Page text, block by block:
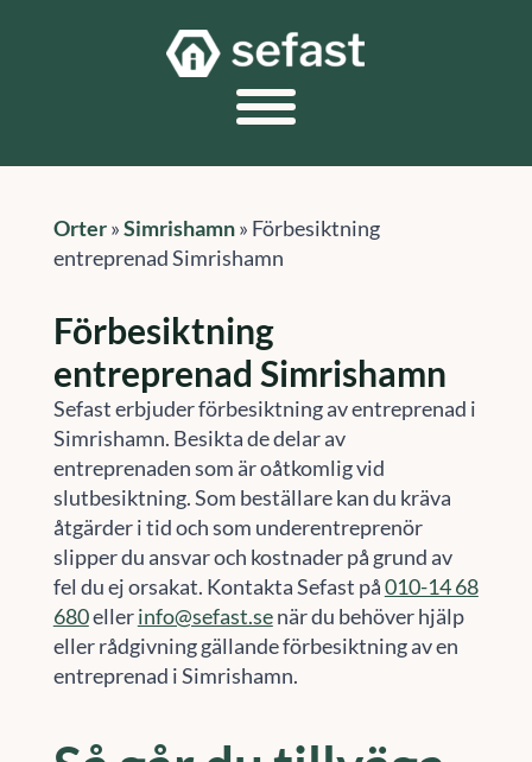
Orter»Simrishamn» Förbesiktning
entreprenad Simrishamn
Förbesiktning
entreprenad Simrishamn
Sefast erbjuder förbesiktning av entreprenad i
Simrishamn. Besikta de delar av
entreprenaden som är oåtkomlig vid
slutbesiktning. Som beställare kan du kräva
åtgärder i tid och som underentreprenör
slipper du ansvar och kostnader på grund av
fel du ej orsakat. Kontakta Sefast på010-14 68
680ellerinfo@sefast.senär du behöver hjälp
eller rådgivning gällande förbesiktning av en
entreprenad i Simrishamn.